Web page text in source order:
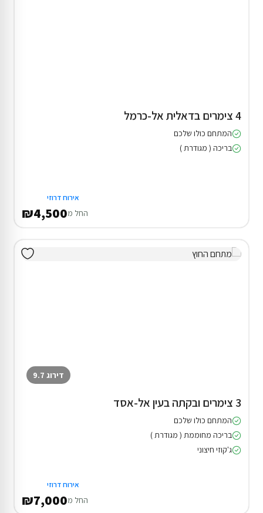
4 צימרים בדאלית אל-כרמל
המתחם כולו שלכם
בריכה ( מגודרת )
אירוח דרוזי
החל מ₪4,500
דירוג 9.7
3 צימרים ובקתה בעין אל-אסד
המתחם כולו שלכם
בריכה מחוממת ( מגודרת )
ג'קוזי חיצוני
אירוח דרוזי
החל מ₪7,000